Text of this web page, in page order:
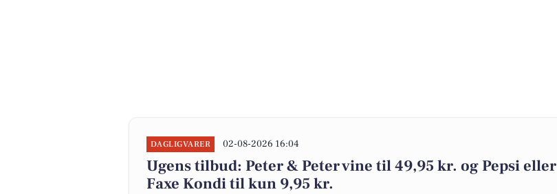
DAGLIGVARER 02-08-2026 16:04
Ugens tilbud: Peter & Peter vine til 49,95 kr. og Pepsi eller
Faxe Kondi til kun 9,95 kr.